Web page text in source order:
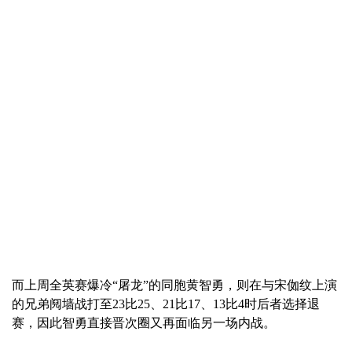
而上周全英赛爆冷“屠龙”的同胞黄智勇，则在与宋侞纹上演
的兄弟阋墙战打至23比25、21比17、13比4时后者选择退
赛，因此智勇直接晋次圈又再面临另一场内战。